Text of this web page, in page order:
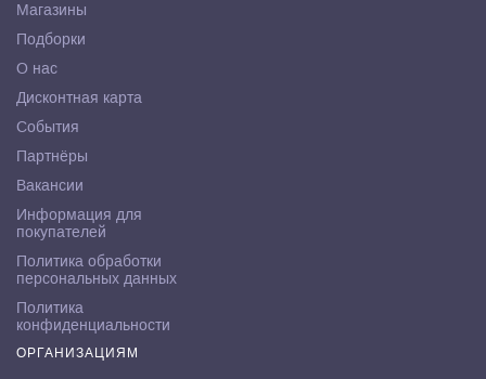
Магазины
Подборки
О нас
Дисконтная карта
События
Партнёры
Вакансии
Информация для
покупателей
Политика обработки
персональных данных
Политика
конфиденциальности
ОРГАНИЗАЦИЯМ